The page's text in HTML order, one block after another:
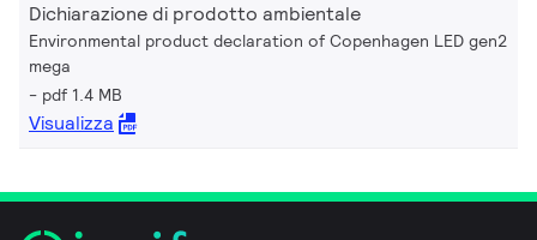
Dichiarazione di prodotto ambientale
Environmental product declaration of Copenhagen LED gen2
mega
pdf 1.4 MB
Visualizza